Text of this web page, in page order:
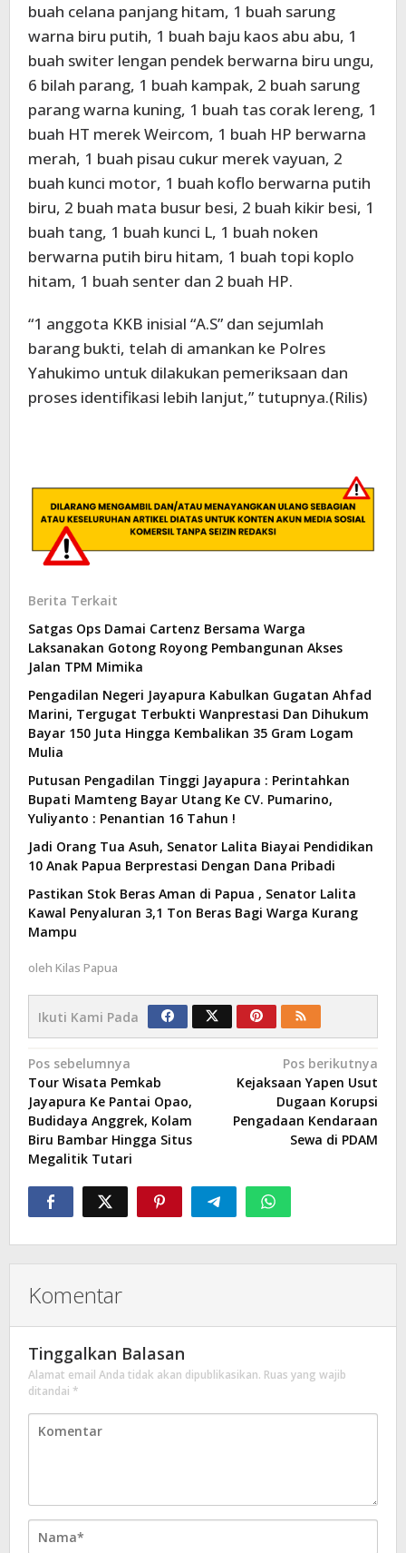
buah celana panjang hitam, 1 buah sarung
warna biru putih, 1 buah baju kaos abu abu, 1
buah switer lengan pendek berwarna biru ungu,
6 bilah parang, 1 buah kampak, 2 buah sarung
parang warna kuning, 1 buah tas corak lereng, 1
buah HT merek Weircom, 1 buah HP berwarna
merah, 1 buah pisau cukur merek vayuan, 2
buah kunci motor, 1 buah koflo berwarna putih
biru, 2 buah mata busur besi, 2 buah kikir besi, 1
buah tang, 1 buah kunci L, 1 buah noken
berwarna putih biru hitam, 1 buah topi koplo
hitam, 1 buah senter dan 2 buah HP.
“1 anggota KKB inisial “A.S” dan sejumlah
barang bukti, telah di amankan ke Polres
Yahukimo untuk dilakukan pemeriksaan dan
proses identifikasi lebih lanjut,” tutupnya.(Rilis)
Berita Terkait
Satgas Ops Damai Cartenz Bersama Warga
Laksanakan Gotong Royong Pembangunan Akses
Jalan TPM Mimika
Pengadilan Negeri Jayapura Kabulkan Gugatan Ahfad
Marini, Tergugat Terbukti Wanprestasi Dan Dihukum
Bayar 150 Juta Hingga Kembalikan 35 Gram Logam
Mulia
Putusan Pengadilan Tinggi Jayapura : Perintahkan
Bupati Mamteng Bayar Utang Ke CV. Pumarino,
Yuliyanto : Penantian 16 Tahun !
Jadi Orang Tua Asuh, Senator Lalita Biayai Pendidikan
10 Anak Papua Berprestasi Dengan Dana Pribadi
Pastikan Stok Beras Aman di Papua , Senator Lalita
Kawal Penyaluran 3,1 Ton Beras Bagi Warga Kurang
Mampu
oleh Kilas Papua
Ikuti Kami Pada
Navigasi
pos
Pos sebelumnya
Tour Wisata Pemkab
Jayapura Ke Pantai Opao,
Budidaya Anggrek, Kolam
Biru Bambar Hingga Situs
Megalitik Tutari
Pos berikutnya
Kejaksaan Yapen Usut
Dugaan Korupsi
Pengadaan Kendaraan
Sewa di PDAM
Komentar
Tinggalkan Balasan
Alamat email Anda tidak akan dipublikasikan. Ruas yang wajib
ditandai *